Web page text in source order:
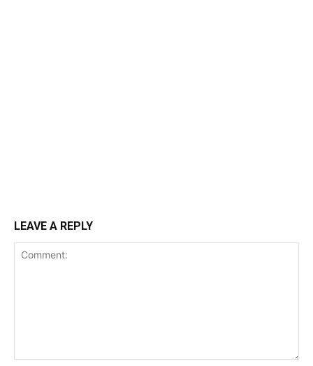
LEAVE A REPLY